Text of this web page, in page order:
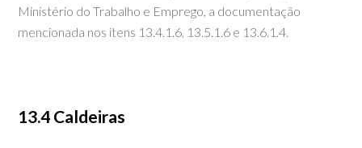
Ministério do Trabalho e Emprego, a documentação
mencionada nos itens 13.4.1.6, 13.5.1.6 e 13.6.1.4.
13.4 Caldeiras